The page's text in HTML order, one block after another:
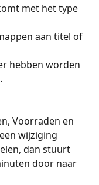
met het type
aan titel of
hebben worden
Voorraden en
wijziging
dan stuurt
door naar